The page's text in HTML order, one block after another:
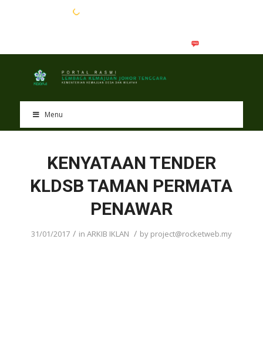
Menu
KENYATAAN TENDER
KLDSB TAMAN PERMATA
PENAWAR
31/01/2017 / in ARKIB IKLAN / by project@rocketweb.my